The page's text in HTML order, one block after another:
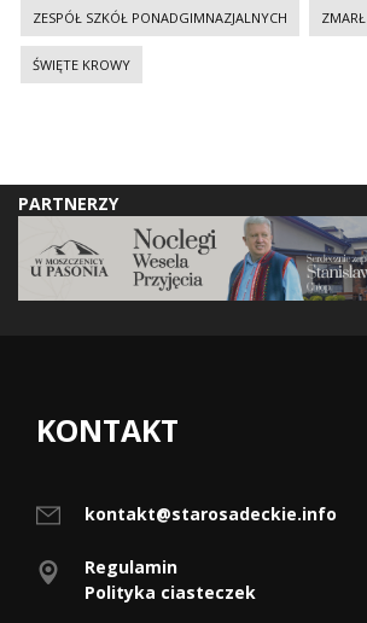
ZESPÓŁ SZKÓŁ PONADGIMNAZJALNYCH ZMARŁ
ŚWIĘTE KROWY
PARTNERZY
KONTAKT
kontakt@starosadeckie.info
Regulamin
Polityka ciasteczek